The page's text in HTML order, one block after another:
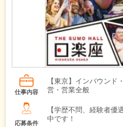
仕事内容
【東京】インバウン
営・営業全般
応募条件
【学歴不問、経験者
中です！